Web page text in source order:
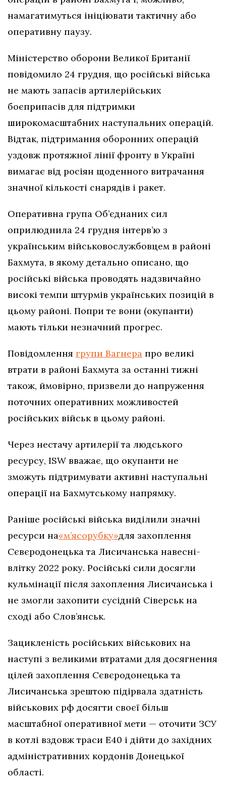
намагатимуться ініціювати тактичну або
оперативну паузу.
Міністерство оборони Великої Британії
повідомило 24 грудня, що російські війська
не мають запасів артилерійських
боєприпасів для підтримки
широкомасштабних наступальних операцій.
Відтак, підтримання оборонних операцій
уздовж протяжної лінії фронту в Україні
вимагає від росіян щоденного витрачання
значної кількості снарядів і ракет.
Оперативна група Об’єднаних сил
оприлюднила 24 грудня інтерв’ю з
українським військовослужбовцем в районі
Бахмута, в якому детально описано, що
російські війська проводять надзвичайно
високі темпи штурмів українських позицій в
цьому районі. Попри те вони (окупанти)
мають тільки незначний прогрес.
Повідомлення групи Вагнера про великі
втрати в районі Бахмута за останні тижні
також, ймовірно, призвели до напруження
поточних оперативних можливостей
російських військ в цьому районі.
Через нестачу артилерії та людського
ресурсу, ISW вважає, що окупанти не
зможуть підтримувати активні наступальні
операції на Бахмутському напрямку.
Раніше російські війська виділили значні
ресурси на«м’ясорубку»для захоплення
Сєвєродонецька та Лисичанська навесні-
влітку 2022 року. Російські сили досягли
кульмінації після захоплення Лисичанська і
не змогли захопити сусідній Сіверськ на
сході або Слов’янськ.
Зацикленість російських військових на
наступі з великими втратами для досягнення
цілей захоплення Сєвєродонецька та
Лисичанська зрештою підірвала здатність
військових рф досягти своєї більш
масштабної оперативної мети — оточити ЗСУ
в котлі вздовж траси Е40 і дійти до західних
адміністративних кордонів Донецької
області.